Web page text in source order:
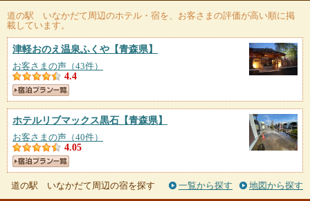
道の駅 いなかだて周辺のホテル・宿を、お客さまの評価が高い順に掲
載しています。
津軽おのえ温泉ふくや 【青森県】
お客さまの声（43件）
4.4
ホテルリブマックス黒石 【青森県】
お客さまの声（40件）
4.05
道の駅 いなかだて周辺の宿を探す 一覧から探す 地図から探す